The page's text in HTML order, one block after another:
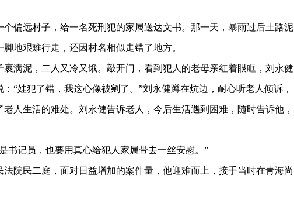
远村子，给一名死刑犯的家属送达文书。那一天，暴雨过后土路泥
地艰难行走，还因村名相似走错了地方。
泥，二人又冷又饿。敲开门，看到犯人的老母亲红着眼眶，刘永健
“娃犯了错，我这心像被剜了。”刘永健蹲在炕边，耐心听老人倾诉，
人生活的难处。刘永健告诉老人，今后生活遇到困难，随时告诉他，
记员，也要用真心给犯人家属带去一丝安慰。”
民二庭，面对日益增加的案件量，他迎难而上，接手当时在青海尚